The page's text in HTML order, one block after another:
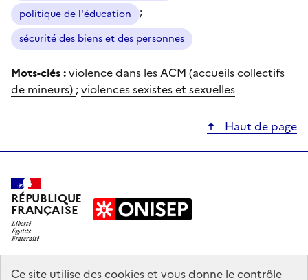
Ce site utilise des cookies et vous donne le contrôle
politique de l'éducation ;
sécurité des biens et des personnes
Mots-clés :violence dans les ACM (accueils collectifs
de mineurs) ;violences sexistes et sexuelles
Haut de page
RÉPUBLIQUE
FRANÇAISE
education.gouv.fr